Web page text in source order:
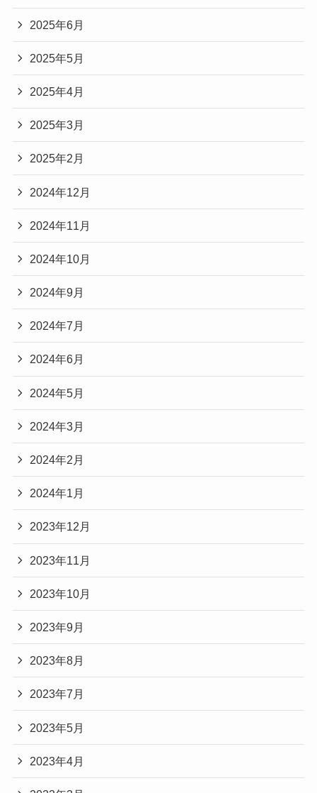
2025年6月
2025年5月
2025年4月
2025年3月
2025年2月
2024年12月
2024年11月
2024年10月
2024年9月
2024年7月
2024年6月
2024年5月
2024年3月
2024年2月
2024年1月
2023年12月
2023年11月
2023年10月
2023年9月
2023年8月
2023年7月
2023年5月
2023年4月